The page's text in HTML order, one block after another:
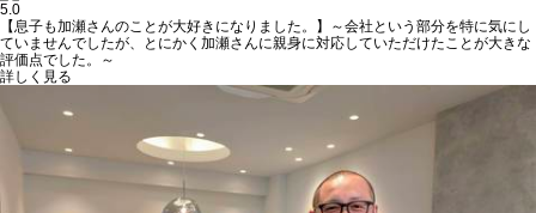
5.0
【息子も加瀬さんのことが大好きになりました。】～会社という部分を特に気にし
ていませんでしたが、とにかく加瀬さんに親身に対応していただけたことが大きな
評価点でした。～
詳しく見る